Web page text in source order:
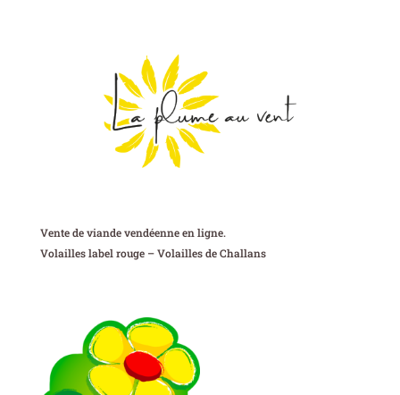
Vente de viande vendéenne en ligne.
Volailles label rouge – Volailles de Challans